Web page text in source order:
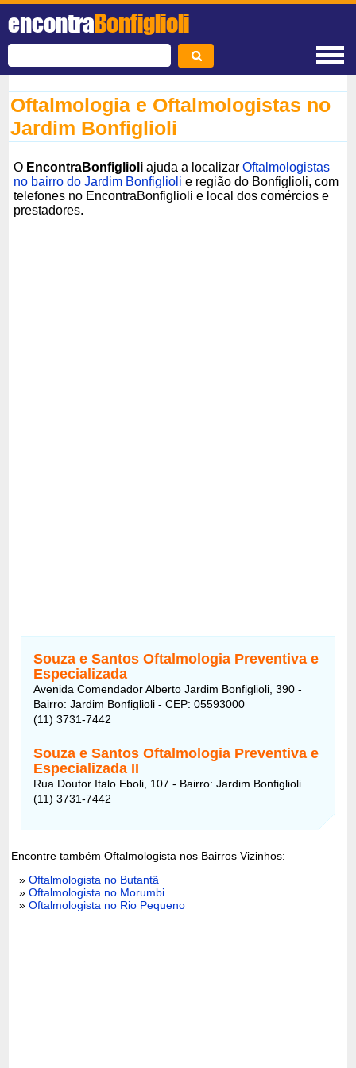
encontraBonfiglioli
Oftalmologia e Oftalmologistas no
Jardim Bonfiglioli
O EncontraBonfiglioli ajuda a localizarOftalmologistas
no bairro do Jardim Bonfiglioli e região do Bonfiglioli, com
telefones no EncontraBonfiglioli e local dos comércios e
prestadores.
Souza e Santos Oftalmologia Preventiva e
Especializada
Avenida Comendador Alberto Jardim Bonfiglioli, 390 -
Bairro: Jardim Bonfiglioli - CEP: 05593000
(11) 3731-7442
Souza e Santos Oftalmologia Preventiva e
Especializada II
Rua Doutor Italo Eboli, 107 - Bairro: Jardim Bonfiglioli
(11) 3731-7442
Encontre também Oftalmologista nos Bairros Vizinhos:
»Oftalmologista no Butantã
»Oftalmologista no Morumbi
»Oftalmologista no Rio Pequeno